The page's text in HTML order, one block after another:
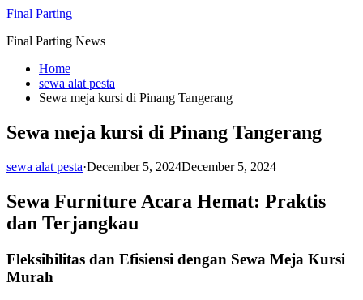
Skip
content
Final Parting
Final Parting News
Home
sewa alat pesta
Sewa meja kursi di Pinang Tangerang
Sewa meja kursi di Pinang Tangerang
sewa alat pesta·December 5, 2024December 5, 2024
Sewa Furniture Acara Hemat: Praktis
dan Terjangkau
Fleksibilitas dan Efisiensi dengan Sewa Meja Kursi
Murah